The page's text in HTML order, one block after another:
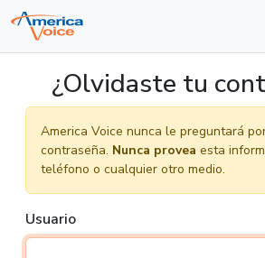
¿Olvidaste tu
America Voice nunca le preguntará
contraseña. Nunca provea esta
teléfono o cualquier otro medio.
Usuario